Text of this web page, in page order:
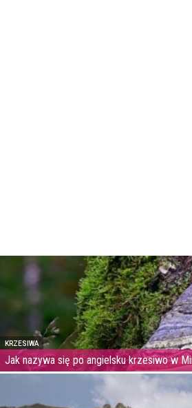
KRZESIWA
Jak nazywa się po angielsku krzesiwo w